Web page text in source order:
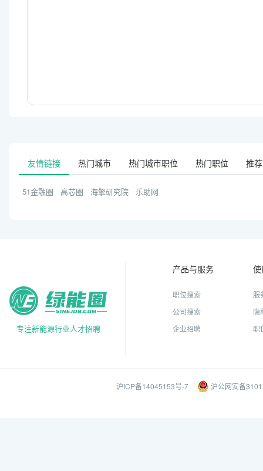
互动互补态势,构建中来光
常熟总部地址：江苏省常
泰州中来光电地址：江苏
苏州中来民生地址：上海
友情链接 热门城市 热门城市职位 热门职位 推
51金融圈 高芯圈 海擎研究院 乐助网
专注新能源行业人才招聘
产品与服务
职位搜索
公司搜索
企业招聘
服
隐
职
沪ICP备14045153号-7 沪公网安备